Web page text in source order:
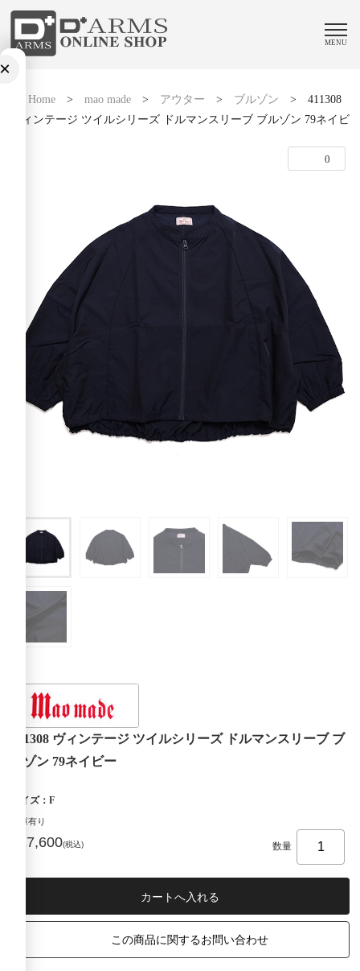
MENU
Home> mao made> アウター > ブルゾン > 411308
ヴィンテージ ツイルシリーズ ドルマンスリーブ ブルゾン 79ネイビ
0
411308 ヴィンテージ ツイルシリーズ ドルマンスリーブ ブ
ルゾン 79ネイビー
サイズ：F
在庫有り
¥17,600(税込) 数量
この商品に関するお問い合わせ
×